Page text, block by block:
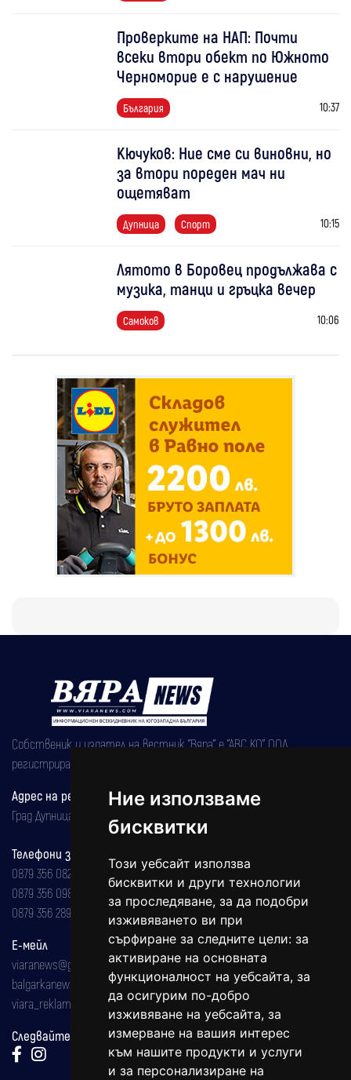
Ние използваме
бисквитки
Този уебсайт използва
бисквитки и други технологии
за проследяване, за да подобри
изживяването ви при
сърфиране за следните цели: за
активиране на основната
функционалност на уебсайта, за
да осигурим по-добро
изживяване на уебсайта, за
измерване на вашия интерес
към нашите продукти и услуги
и за персонализиране на
Проверките на НАП: Почти
всеки втори обект по Южното
Черноморие е с нарушение
България 10:37
Кючуков: Ние сме си виновни, но
за втори пореден мач ни
ощетяват
Дупница Спорт 10:15
Лятото в Боровец продължава с
музика, танци и гръцка вечер
Самоков 10:06
Собственик и издател на вестник "Вяра" е "АВС КО" ООД,
регистрирана на 08.05.2002 година.
Адрес на редакцията
Град Дупница, ул.''Христо Ботев" 43
Телефони за реклама и абонаменти
0879 356 082
0879 356 098
0879 356 289
Е-мейл
viaranews@gmail.com
balgarkanews@gmail.com
viara_reklama@mail.bg
Следвайте ни: